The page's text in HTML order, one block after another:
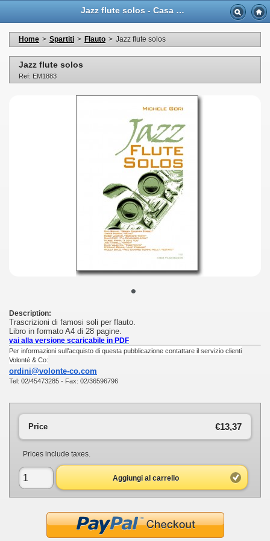
Jazz flute solos - Casa Musicale Eco
Home > Spartiti > Flauto > Jazz flute solos
Jazz flute solos
Ref: EM1883
•
Description:
Trascrizioni di famosi soli per flauto.
Libro in formato A4 di 28 pagine.
vai alla versione scaricabile in PDF
Per informazioni sull’acquisto di questa pubblicazione contattare il servizio clienti
Volonté & Co:
ordini@volonte-co.com
Tel: 02/45473285 - Fax: 02/36596796
€13,37
Price
Prices include taxes.
Aggiungi al carrello